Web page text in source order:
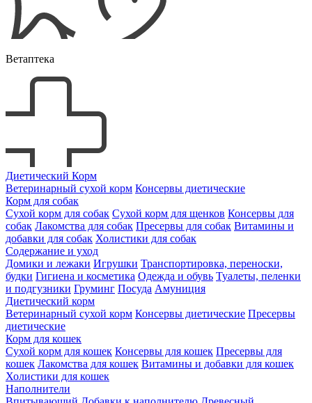
Ветаптека
Диетический Корм
Ветеринарный сухой корм Консервы диетические
Корм для собак
Сухой корм для собак Сухой корм для щенков Консервы для
собак Лакомства для собак Пресервы для собак Витамины и
добавки для собак Холистики для собак
Содержание и уход
Домики и лежаки Игрушки Транспортировка, переноски,
будки Гигиена и косметика Одежда и обувь Туалеты, пеленки
и подгузники Груминг Посуда Амуниция
Диетический корм
Ветеринарный сухой корм Консервы диетические Пресервы
диетические
Корм для кошек
Сухой корм для кошек Консервы для кошек Пресервы для
кошек Лакомства для кошек Витамины и добавки для кошек
Холистики для кошек
Наполнители